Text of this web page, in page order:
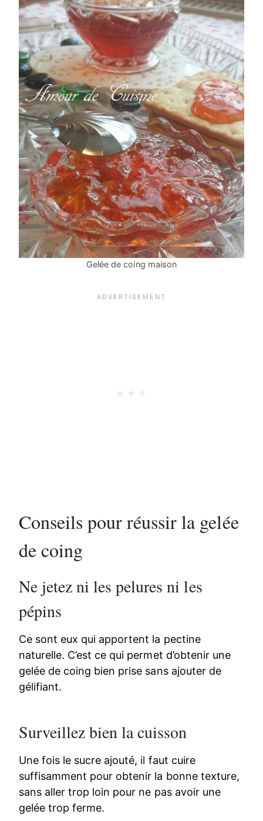
Gelée de coing maison
Conseils pour réussir la gelée
de coing
Ne jetez ni les pelures ni les
pépins
Ce sont eux qui apportent la pectine
naturelle. C’est ce qui permet d’obtenir une
gelée de coing bien prise sans ajouter de
gélifiant.
Surveillez bien la cuisson
Une fois le sucre ajouté, il faut cuire
suffisamment pour obtenir la bonne texture,
sans aller trop loin pour ne pas avoir une
gelée trop ferme.